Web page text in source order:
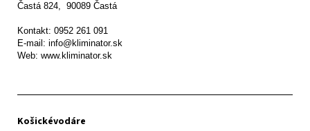
Častá 824,  90089 Častá
Kontakt: 0952 261 091
E-mail: info@kliminator.sk
Web: www.kliminator.sk
Košickévodáre